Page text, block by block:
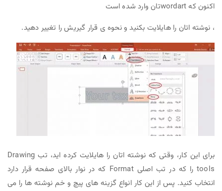
اکنون که wordartتان وارد شده است
، نوشته اتان را هایلایت بکنید و نحوه ی قرار گیریش را تغییر دهید.
برای این کار، وقتی که نوشته اتان را هایلایت کرده اید، تب Drawing
tools را که در تب اصلی Format که در نوار بالای صفحه قرار دارد
انتخاب کنید. پس از این کار انواع گزینه های پیچ و خم نوشته ها را می